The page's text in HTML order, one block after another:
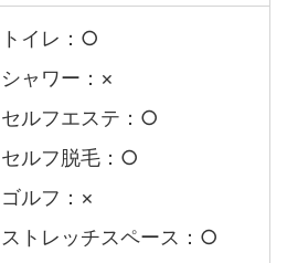
トイレ：○
シャワー：×
セルフエステ：○
セルフ脱毛：○
ゴルフ：×
ストレッチスペース：○